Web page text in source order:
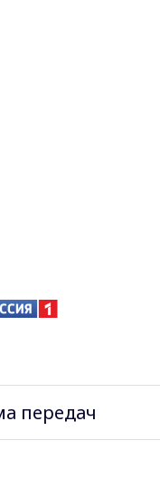
передач